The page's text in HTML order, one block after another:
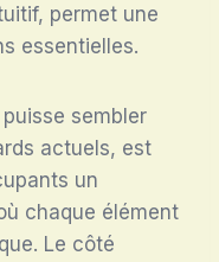
permet une
essentielles.
sembler
actuels, est
un
chaque élément
Le côté